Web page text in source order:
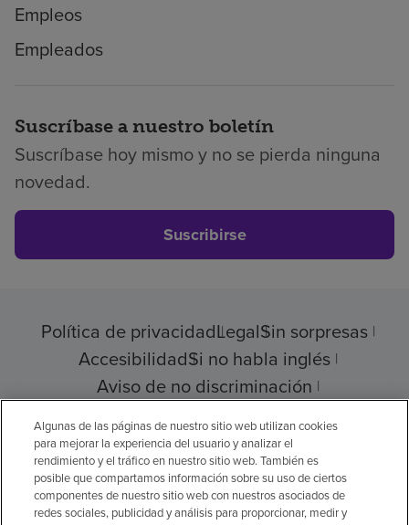
Empleos
Empleados
Suscríbase a nuestro boletín
Suscríbase hoy mismo y no se pierda ninguna
novedad.
Suscribirse
Política de privacidadLegalSin sorpresas
AccesibilidadSi no habla inglés
Aviso de no discriminación
Cumplimiento de los proveedores
© 2026 Encompass Health Corporation
Algunas de las páginas de nuestro sitio web utilizan cookies
para mejorar la experiencia del usuario y analizar el
rendimiento y el tráfico en nuestro sitio web. También es
posible que compartamos información sobre su uso de ciertos
componentes de nuestro sitio web con nuestros asociados de
redes sociales, publicidad y análisis para proporcionar, medir y